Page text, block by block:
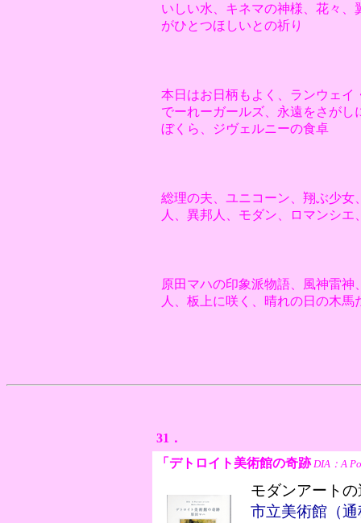
いしい水、キネマの神様、花々
がひとつほしいとの祈り
本日はお日柄もよく、ランウェ
でーれーガールズ、永遠をさが
ぼくら、ジヴェルニーの食卓
総理の夫、ユニコーン、翔ぶ少
人、異邦人、モダン、ロマンシエ
原田マハの印象派物語、風神雷
人、板上に咲く、晴れの日の木馬
31．
「デトロイト美術館の奇跡DIA：A
モダンアート
市立美術館（